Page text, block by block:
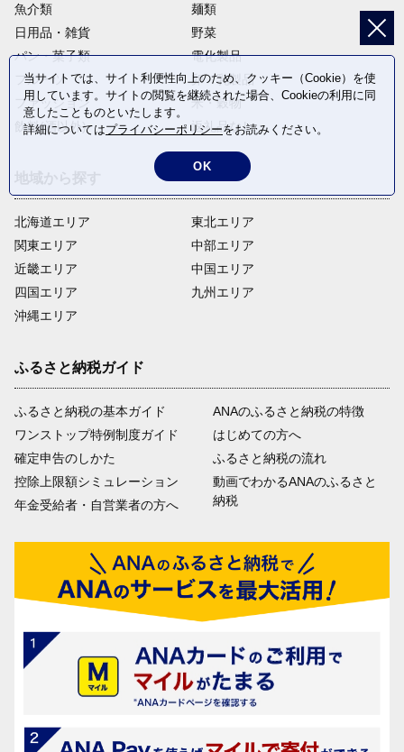
魚介類
麺類
日用品・雑貨
野菜
パン・菓子類
電化製品
フルーツ
卵・乳製品
ファッション
米・穀物
飲料(酒以外)
返礼品なし
北海道エリア
関東エリア
近畿エリア
四国エリア
沖縄エリア
東北エリア
中部エリア
中国エリア
九州エリア
ふるさと納税ガイド
ふるさと納税の基本ガイド
ワンストップ特例制度ガイド
確定申告のしかた
控除上限額シミュレーション
年金受給者・自営業者の方へ
ANAのふるさと納税の特徴
はじめての方へ
ふるさと納税の流れ
動画でわかるANAのふるさと
納税
当サイトでは、サイト利便性向上のため、クッキー（Cookie）を使
用しています。サイトの閲覧を継続された場合、Cookieの利用に同
意したことものといたします。
詳細についてはプライバシーポリシーをお読みください。
OK